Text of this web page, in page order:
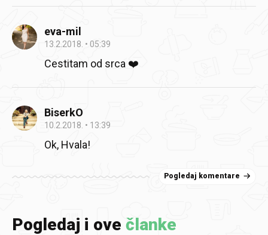
eva-mil
13.2.2018. 05:39
Cestitam od srca ❤️
BiserkO
10.2.2018. 13:39
Ok, Hvala!
Pogledaj komentare
Pogledaj i ove članke